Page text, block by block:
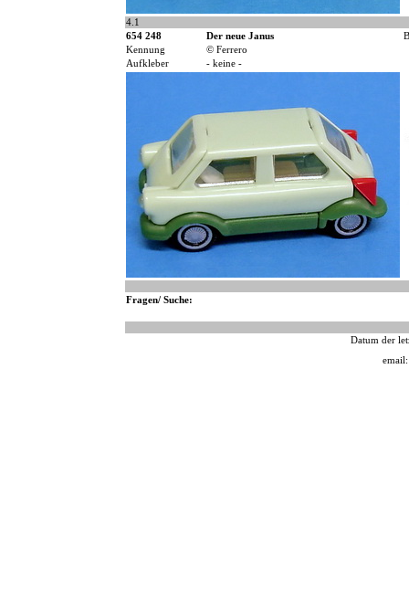
4.1
654 248
Der neue Janus
Kennung
© Ferrero
Aufkleber
- keine -
Fragen/ Suche:
Datum der